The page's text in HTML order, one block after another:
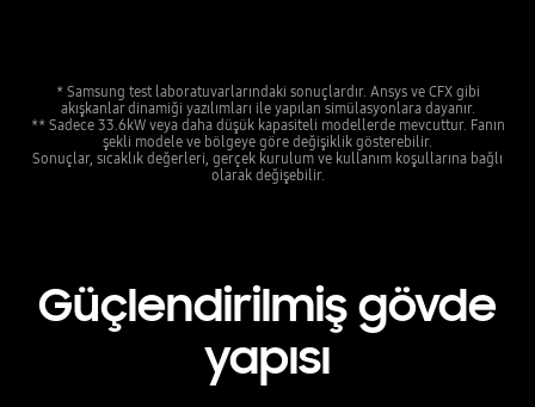
* Samsung test laboratuvarlarındaki sonuçlardır. Ansys ve CFX gibi
akışkanlar dinamiği yazılımları ile yapılan simülasyonlara dayanır.
** Sadece 33.6kW veya daha düşük kapasiteli modellerde mevcuttur. Fanın
şekli modele ve bölgeye göre değişiklik gösterebilir.
Sonuçlar, sıcaklık değerleri, gerçek kurulum ve kullanım koşullarına bağlı
olarak değişebilir.
Güçlendirilmiş gövde
yapısı